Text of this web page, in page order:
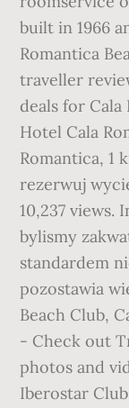
built in 1966
Romantica
traveller
deals for Cala
Hotel Cala
Romantica, 1
rezerwuj
10,237 views.
bylismy
standardem
pozostawia
Beach Club,
- Check out
photos and
Iberostar